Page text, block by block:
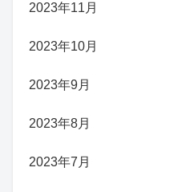
2023年11月
2023年10月
2023年9月
2023年8月
2023年7月